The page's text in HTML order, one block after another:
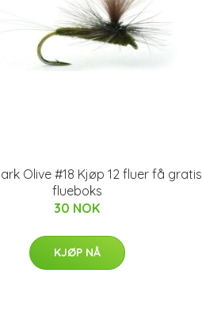
Olive #18 Kjøp 12 fluer få gratis
flueboks
30 NOK
KJØP NÅ